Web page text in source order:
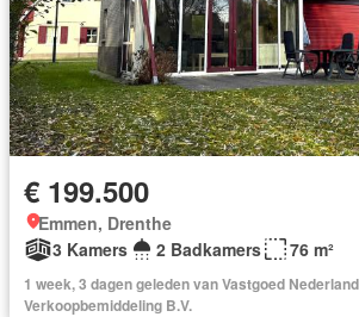
€ 199.500
Emmen, Drenthe
3 Kamers
2 Badkamers 76 m²
1 week, 3 dagen geleden van Vastgoed
Verkoopbemiddeling B.V.